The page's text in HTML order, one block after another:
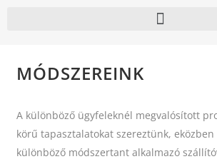
MÓDSZEREINK
A különböző ügyfeleknél megvalósított
körű tapasztalatokat szereztünk, eközben
különböző módszertant alkalmazó